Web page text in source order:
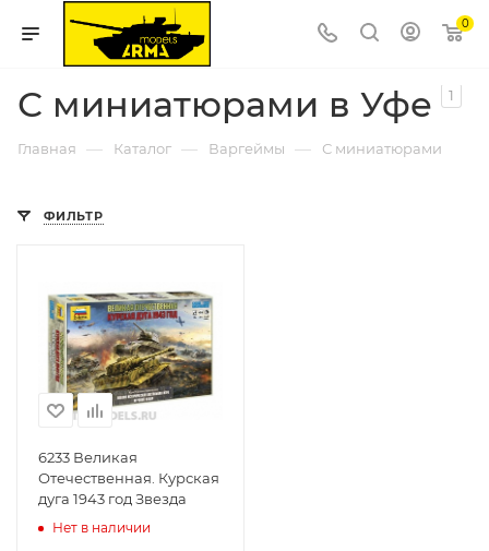
0
С миниатюрами в Уфе 1
Главная — Каталог — Варгеймы — С миниатюрами
ФИЛЬТР
6233 Великая
Отечественная. Курская
дуга 1943 год Звезда
Нет в наличии